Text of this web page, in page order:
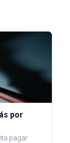
por
pagar